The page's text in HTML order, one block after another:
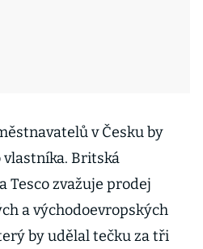
v Česku by
Britská
Tesco zvažuje prodej
a východoevropských
by udělal tečku za tři